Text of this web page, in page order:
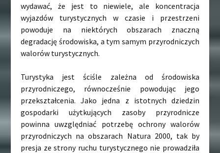
wydawać, że jest to niewiele, ale koncentracja
wyjazdów turystycznych w czasie i przestrzeni
powoduje na niektórych obszarach znaczną
degradację środowiska, a tym samym przyrodniczych
walorów turystycznych.
Turystyka jest ściśle zależna od środowiska
przyrodniczego, równocześnie powodując jego
przekształcenia. Jako jedna z istotnych dziedzin
gospodarki użytkujących zasoby przyrodnicze
powinna uwzględniać potrzebę ochrony walorów
przyrodniczych na obszarach Natura 2000, tak by
presja ze strony ruchu turystycznego nie prowadziła